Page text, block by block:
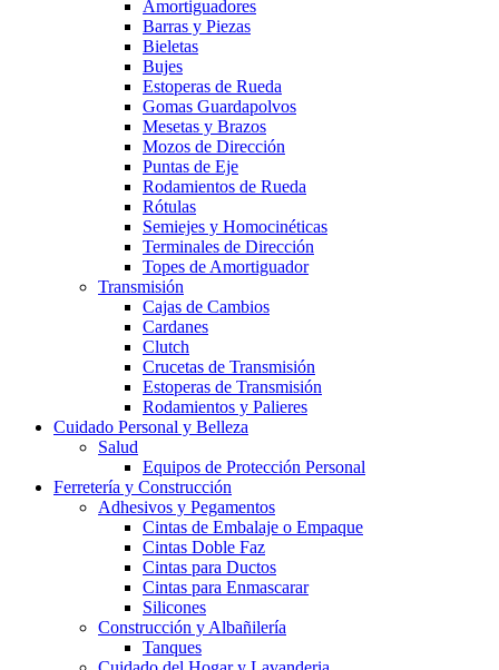
Amortiguadores
Barras y Piezas
Bieletas
Bujes
Estoperas de Rueda
Gomas Guardapolvos
Mesetas y Brazos
Mozos de Dirección
Puntas de Eje
Rodamientos de Rueda
Rótulas
Semiejes y Homocinéticas
Terminales de Dirección
Topes de Amortiguador
Transmisión
Cajas de Cambios
Cardanes
Clutch
Crucetas de Transmisión
Estoperas de Transmisión
Rodamientos y Palieres
Cuidado Personal y Belleza
Salud
Equipos de Protección Personal
Ferretería y Construcción
Adhesivos y Pegamentos
Cintas de Embalaje o Empaque
Cintas Doble Faz
Cintas para Ductos
Cintas para Enmascarar
Silicones
Construcción y Albañilería
Tanques